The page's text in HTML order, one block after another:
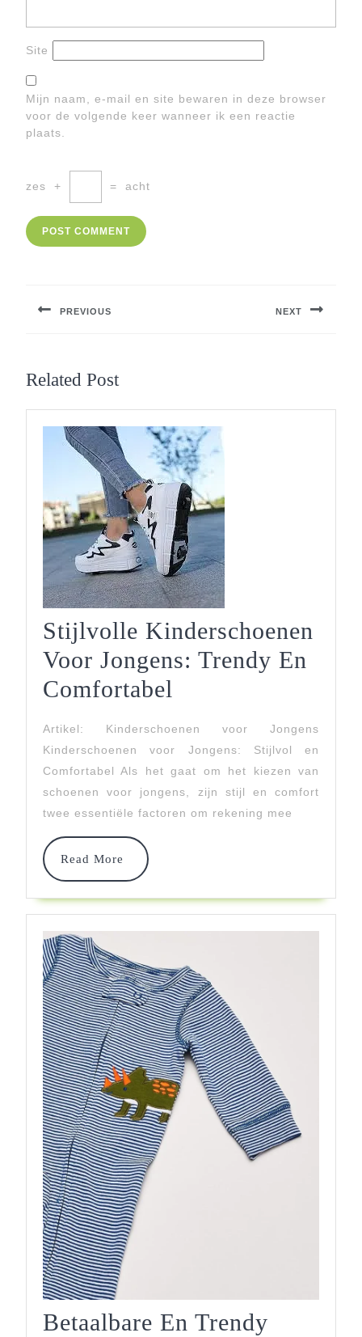
Site
Mijn naam, e-mail en site bewaren in deze browser
voor de volgende keer wanneer ik een reactie
plaats.
zes + = acht
PREVIOUS NEXT
Related Post
Stijlvolle Kinderschoenen
Voor Jongens: Trendy En
Comfortabel
Voor
Jongens:
Trendy
Artikel: Kinderschoenen voor Jongens
Kinderschoenen voor Jongens: Stijlvol en
Comfortabel Als het gaat om het kiezen van
schoenen voor jongens, zijn stijl en comfort
twee essentiële factoren om rekening mee
Read More
Read
More
Betaalbare En Trendy